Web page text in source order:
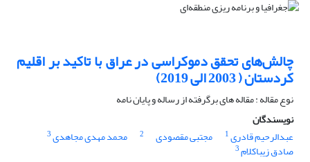
چالش‌های تحقق دموکراسی در عراق با تاکید بر اقلیم
کردستان ( 2003 الی 2019)
نوع مقاله : مقاله های برگرفته از رساله و پایان نامه
نویسندگان
عبدالرحیم قادری1 مجتبی مقصودی 2 محمد مهدی مجاهدی3
صادق زیباکلام3